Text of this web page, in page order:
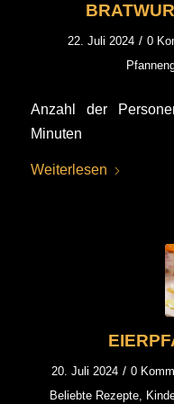
22. Juli 2024 / 0
Anzahl der
Minuten
Weiterlesen
20. Juli 2024 / 0
Beliebte Rezepte,